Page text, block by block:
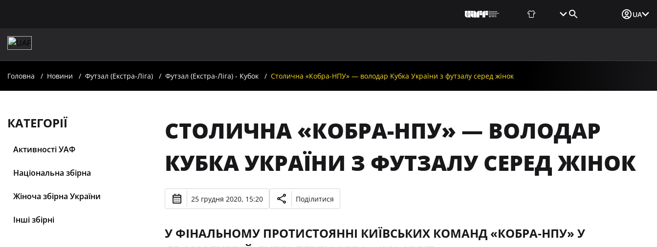
UA
Головна Новини Футзал (Екстра-Ліга) Футзал (Екстра-Ліга) - Кубок Столична «Кобра-НПУ» — володар Кубка України з футзалу серед жінок
КАТЕГОРІЇ
Активності УАФ
Національна збірна
Жіноча збірна України
Інші збірні
СТОЛИЧНА «КОБРА-НПУ» — ВОЛОДАР
КУБКА УКРАЇНИ З ФУТЗАЛУ СЕРЕД ЖІНОК
25 грудня 2020, 15:20 Поділитися
У ФІНАЛЬНОМУ ПРОТИСТОЯННІ КИЇВСЬКИХ КОМАНД «КОБРА-НПУ» У